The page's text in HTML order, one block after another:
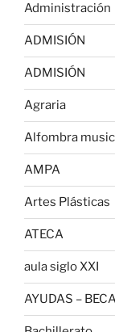
Administración
ADMISIÓN
ADMISIÓN
Agraria
Alfombra
AMPA
Artes Plásticas
ATECA
aula siglo XXI
AYUDAS –